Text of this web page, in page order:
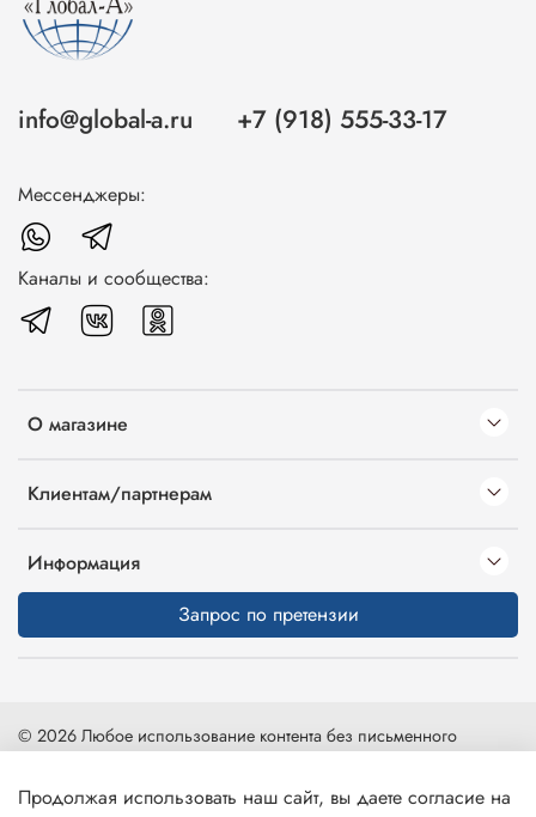
О магазине
Клиентам/партнерам
Информация
Запрос по претензии
info@global-a.ru +7 (918) 555-33-17
Мессенджеры:
Каналы и сообщества:
© 2026 Любое использование контента без письменного
Карта сайта| Интернет-магазин создан на inSales
Продолжая использовать наш сайт, вы даете согласие на